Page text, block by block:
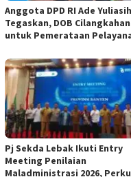
Anggota DPD RI Ade Yuliasih
Tegaskan, DOB Cilangkahan
untuk Pemerataan
Pj Sekda Lebak Ikuti Entry
Meeting Penilaian
Maladministrasi 2026,